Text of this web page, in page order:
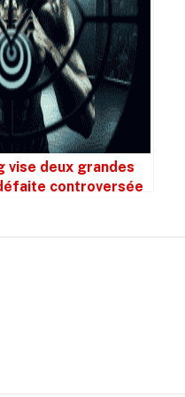
vise deux grandes
controversée